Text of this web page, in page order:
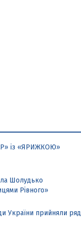
із «ЯРИЖКОЮ»
Шолудько
Рівного»
України прийняли ряд